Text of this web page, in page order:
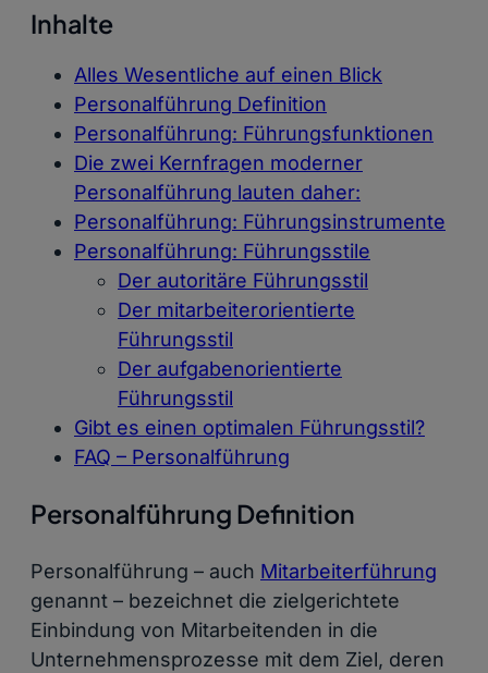
Inhalte
Alles Wesentliche auf einen Blick
Personalführung Definition
Personalführung: Führungsfunktionen
Die zwei Kernfragen moderner
Personalführung lauten daher:
Personalführung: Führungsinstrumente
Personalführung: Führungsstile
Der autoritäre Führungsstil
Der mitarbeiterorientierte
Führungsstil
Der aufgabenorientierte
Führungsstil
Gibt es einen optimalen Führungsstil?
FAQ – Personalführung
Personalführung Definition
Personalführung – auch Mitarbeiterführung
genannt – bezeichnet die zielgerichtete
Einbindung von Mitarbeitenden in die
Unternehmensprozesse mit dem Ziel, deren